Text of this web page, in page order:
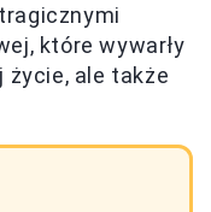
które wywarły
życie, ale także